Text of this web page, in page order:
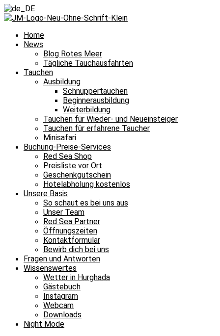
Home
News
Blog Rotes Meer
Tägliche Tauchausfahrten
Tauchen
Ausbildung
Schnuppertauchen
Beginnerausbildung
Weiterbildung
Tauchen für Wieder- und Neueinsteiger
Tauchen für erfahrene Taucher
Minisafari
Buchung-Preise-Services
Red Sea Shop
Preisliste vor Ort
Geschenkgutschein
Hotelabholung kostenlos
Unsere Basis
So schaut es bei uns aus
Unser Team
Red Sea Partner
Öffnungszeiten
Kontaktformular
Bewirb dich bei uns
Fragen und Antworten
Wissenswertes
Wetter in Hurghada
Gästebuch
Instagram
Webcam
Downloads
Night Mode